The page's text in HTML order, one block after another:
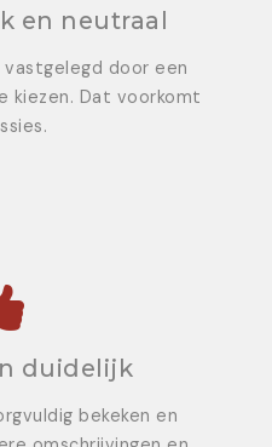
en neutraal
door een
kiezen. Dat voorkomt
duidelijk
bekeken en